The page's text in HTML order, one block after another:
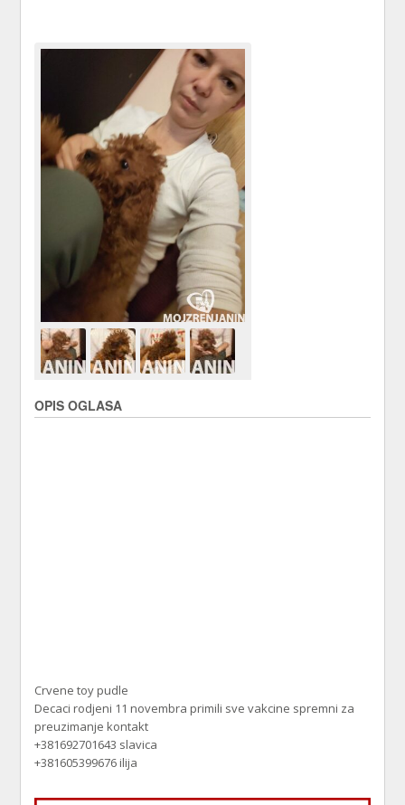
OPIS OGLASA
Crvene toy pudle
Decaci rodjeni 11 novembra primili sve vakcine spremni za
preuzimanje kontakt
+381692701643 slavica
+381605399676 ilija